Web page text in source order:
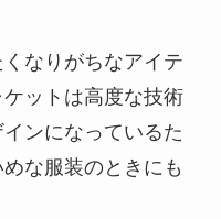
なりがちなアイテ
ットは高度な技術
ンになっているた
な服装のときにも